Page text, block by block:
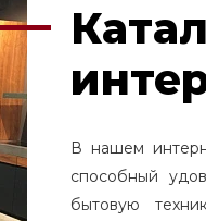
В нашем
способный
бытовую